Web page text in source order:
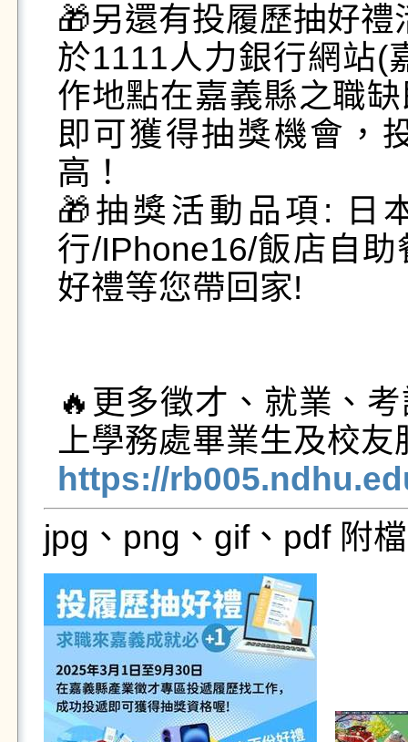
🎁另還有投履歷抽好禮
於1111人力銀行網站(
作地點在嘉義縣之職
即可獲得抽獎機會，
高！
🎁抽獎活動品項: 日
行/IPhone16/飯店自
好禮等您帶回家!
🔥更多徵才、就業、
https://
jpg、png、gif、pdf 附